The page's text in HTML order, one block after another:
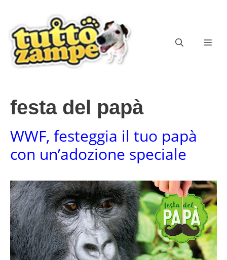
contenuto
festa del papà
WWF, festeggia il tuo papà
con un’adozione speciale